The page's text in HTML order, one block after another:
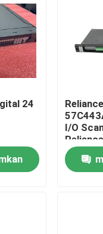
24
I/O
Module
Made in